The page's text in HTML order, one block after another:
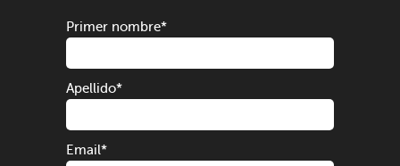
Primer nombre*
Apellido*
Email*